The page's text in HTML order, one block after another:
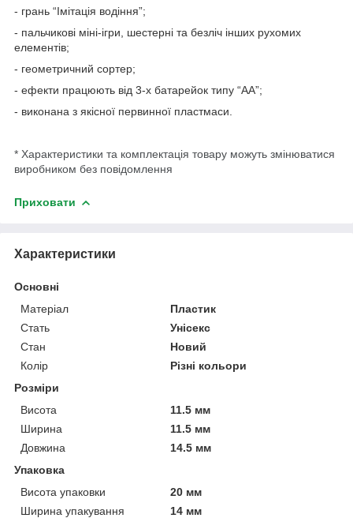
- грань “Імітація водіння”;
- пальчикові міні-ігри, шестерні та безліч інших рухомих
елементів;
- геометричний сортер;
- ефекти працюють від 3-х батарейок типу “АА”;
- виконана з якісної первинної пластмаси.
* Характеристики та комплектація товару можуть змінюватися
виробником без повідомлення
Приховати
Характеристики
Основні
Матеріал
Пластик
Стать
Унісекс
Стан
Новий
Колір
Різні кольори
Розміри
Висота
11.5 мм
Ширина
11.5 мм
Довжина
14.5 мм
Упаковка
Висота упаковки
20 мм
Ширина упакування
14 мм